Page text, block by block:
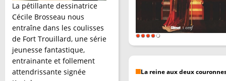
La pétillante dessinatrice
Cécile Brosseau nous
entraîne dans les coulisses
de Fort Trouillard, une série
jeunesse fantastique,
entrainante et follement
attendrissante signée
La reine aux deux